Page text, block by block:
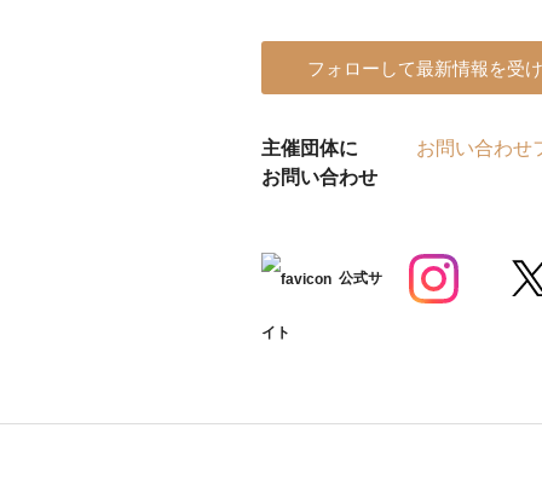
フォローして最新情報を受
主催団体に
お問い合わせ
お問い合わせ
公式サ
イト